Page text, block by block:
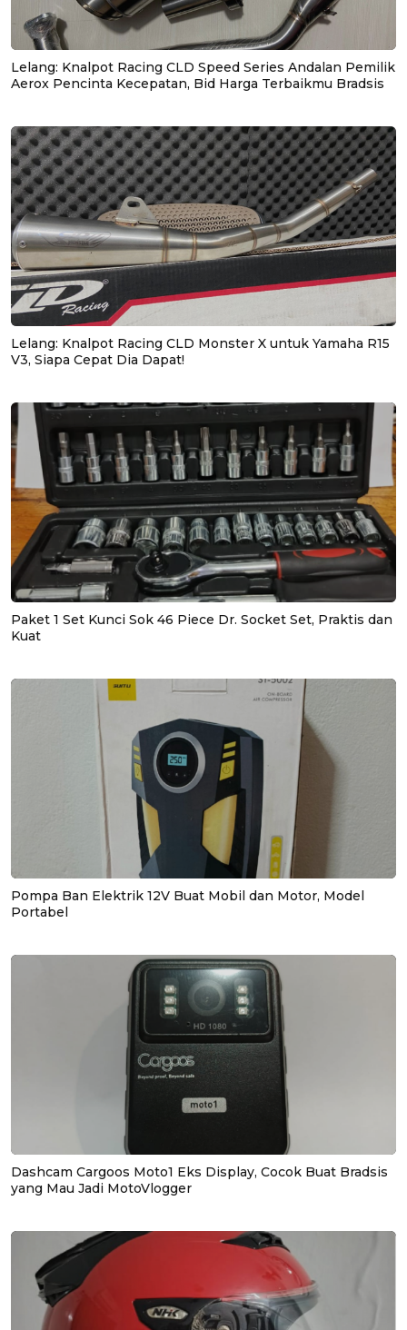
Lelang: Knalpot Racing CLD Speed Series Andalan Pemilik
Aerox Pencinta Kecepatan, Bid Harga Terbaikmu Bradsis
Lelang: Knalpot Racing CLD Monster X untuk Yamaha R15
V3, Siapa Cepat Dia Dapat!
Paket 1 Set Kunci Sok 46 Piece Dr. Socket Set, Praktis dan
Kuat
Pompa Ban Elektrik 12V Buat Mobil dan Motor, Model
Portabel
Dashcam Cargoos Moto1 Eks Display, Cocok Buat Bradsis
yang Mau Jadi MotoVlogger